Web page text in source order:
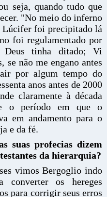
seja, quando tudo que
"No meio do inferno
Lúcifer foi precipitado lá
foi regulamentado por
tinha ditado; Vi
se não me engano antes
por algum tempo do
anos antes de 2000
claramente à década
o período em que o
em andamento para o
e da fé.
suas profecias dizem
da hierarquia?
vimos Bergoglio indo
converter os hereges
para corrigir seus erros